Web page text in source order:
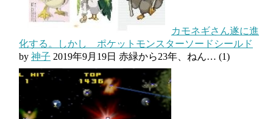
カモネギさん遂に進
化する。しかし ポケットモンスターソードシールド
by 神子 2019年9月19日 赤緑から23年、ねん… (1)